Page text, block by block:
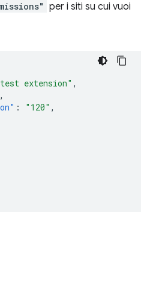
per i siti su cui vuoi
extension" ,
,
: "120" ,